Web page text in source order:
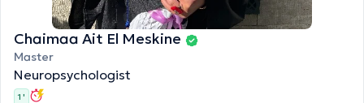
Chaimaa Ait El Meskine
Master
Neuropsychologist
1 '